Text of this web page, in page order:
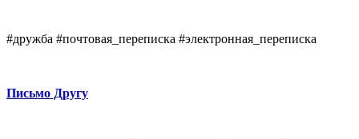
#дружба #почтовая_переписка #электронная_переписка
Письмо Другу